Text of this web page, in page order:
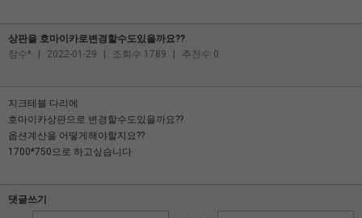
상판을 호마이카로변경할수도있을까요??
장수*
2022-01-29 조회수 1789 추천수 0
지크테블 다리에
호마이카상판으로 변경할수도있을까요??
옵션계산을 어떻게해야할지요??
1700*750으로 하고싶습니다
댓글쓰기